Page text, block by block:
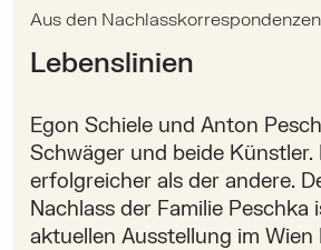
Aus den
Lebenslinien
Egon Schiele und Anton
Schwäger und beide Künstler.
erfolgreicher als der andere.
Nachlass der Familie Peschka
aktuellen Ausstellung im Wien